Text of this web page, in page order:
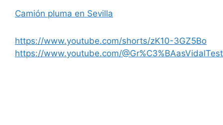
Camión pluma en Sevilla
https://www.youtube.com/shorts/zK10-3GZ5Bo
https://www.youtube.com/